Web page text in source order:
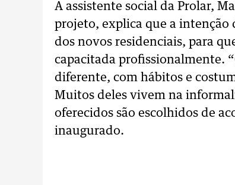
A assistente social da Prolar,
projeto, explica que a intenção
dos novos residenciais, para
capacitada profissionalmente.
diferente, com hábitos e
Muitos deles vivem na
oferecidos são escolhidos de
inaugurado.